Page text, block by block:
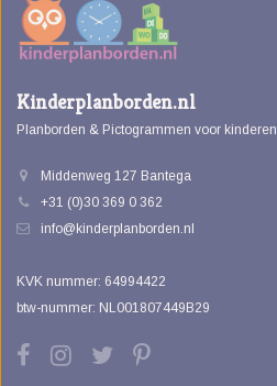
Kinderplanborden.nl
Planborden & Pictogrammen voor kinderen
Middenweg 127 Bantega
+31 (0)30 369 0 362
info@kinderplanborden.nl
KVK nummer: 64994422
btw-nummer: NL001807449B29